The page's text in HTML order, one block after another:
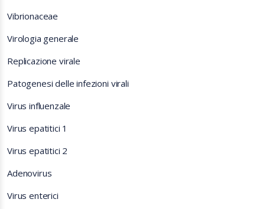
Vibrionaceae
Virologia generale
Replicazione virale
Patogenesi delle infezioni virali
Virus influenzale
Virus epatitici 1
Virus epatitici 2
Adenovirus
Virus enterici